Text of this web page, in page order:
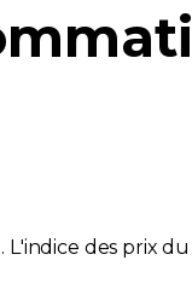
L'indice des prix